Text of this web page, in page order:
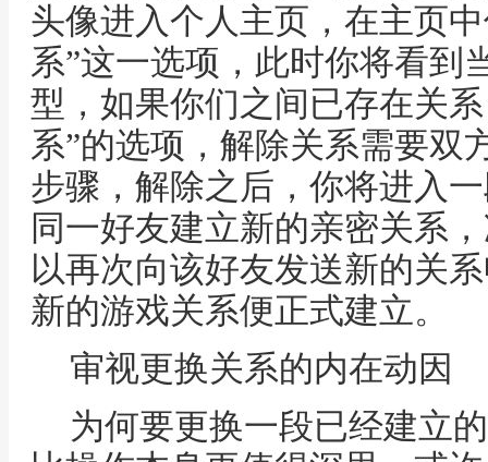
头像进入个人主页，在主页
系”这一选项，此时你将看到
型，如果你们之间已存在关
系”的选项，解除关系需要双
步骤，解除之后，你将进入
同一好友建立新的亲密关系
以再次向该好友发送新的关
新的游戏关系便正式建立。
审视更换关系的内在动因
为何要更换一段已经建立